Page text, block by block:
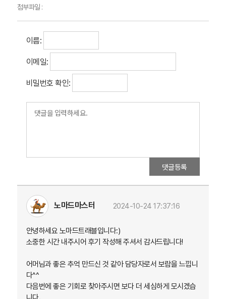
첨부파일 :
이름:
이메일:
비밀번호 확인:
댓글등록
노마드마스터 2024-10-24 17:37:16
안녕하세요 노마드트래블입니다:)
소중한 시간 내주시어 후기 작성해 주셔서 감사드립니다!
어머님과 좋은 추억 만드신 것 같아 담당자로서 보람을 느낍니
다^^
다음번에 좋은 기회로 찾아주시면 보다 더 세심하게 모시겠습